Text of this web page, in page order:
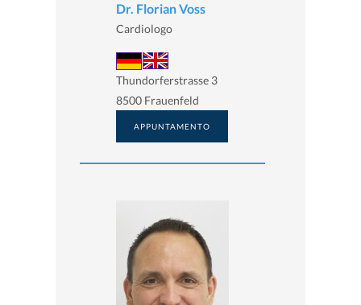
Dr. Florian Voss
Cardiologo
Thundorferstrasse 3
8500 Frauenfeld
APPUNTAMENTO